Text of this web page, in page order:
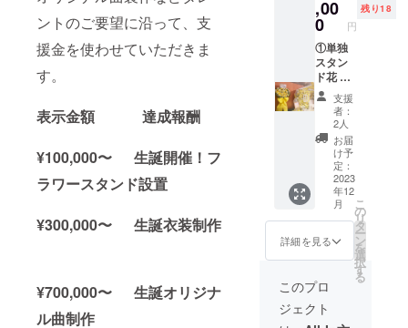
ントのご要望に沿って、支
援金を使わせていただきま
す。
表示金額 達成報酬
¥100,000〜 生誕開催！フ
ラワースタンド設置
¥300,000〜 生誕衣装制作
¥700,000〜 生誕オリジナ
ル曲制作
載させ
ていた
だきま
す。 備
考欄に
記載希
望のお
名前
（ニッ
クネー
ム可）
を記載
くださ
い。 ③
クラウ
ドファ
ンディ
ズ クラ
ファン
きま
す。 ②
フラ
ワース
タンド
(名前掲
載 ) 当
日会場
にある
フラ
ワース
タンド
に生誕
祭支援
者とし
てお名
前を掲
載させ
ていた
だきま
す。 備
考欄に
記載希
ント当
日、欲
しい場
合はス
タッフ
にご相
談くだ
さい。
②のぼ
り旗 当
日の装
飾に使
用す
る、の
ぼり旗
を作成
致しま
す。 の
ぼり旗
には生
誕祭支
援者様
のお名
,00
0 円
残り18
①単独
スタン
ド花 生
誕祭支
援者様
のお名
前
（ニッ
クネー
ム可）
が記載
された
単独ス
タンド
花を会
場に設
置致し
ます。
単独ス
タンド
支援
者：
2人
お届
け予
定：
2023
年12
月
詳細を見る
こ
の
リ
タ
ー
ン
を
選
択
す
る
このプロ
ジェクト